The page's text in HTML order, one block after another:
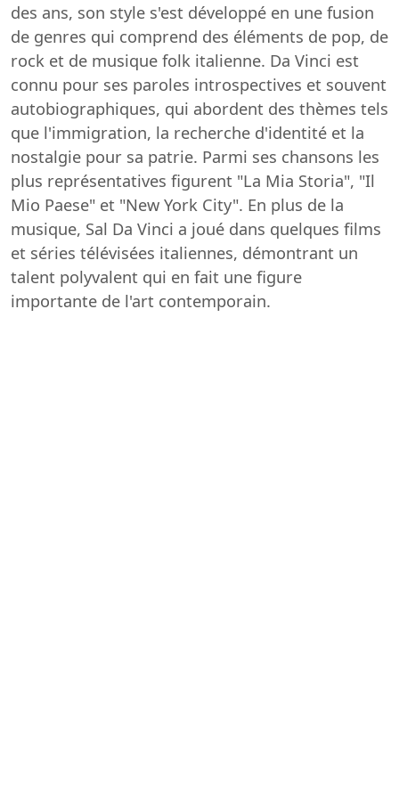
des ans, son style s'est développé en une fusion
de genres qui comprend des éléments de pop, de
rock et de musique folk italienne. Da Vinci est
connu pour ses paroles introspectives et souvent
autobiographiques, qui abordent des thèmes tels
que l'immigration, la recherche d'identité et la
nostalgie pour sa patrie. Parmi ses chansons les
plus représentatives figurent "La Mia Storia", "Il
Mio Paese" et "New York City". En plus de la
musique, Sal Da Vinci a joué dans quelques films
et séries télévisées italiennes, démontrant un
talent polyvalent qui en fait une figure
importante de l'art contemporain.